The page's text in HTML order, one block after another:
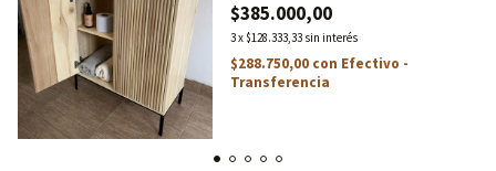
$385.000,00
3x $128.333,33 sin interés
$288.750,00 con Efectivo -
Transferencia